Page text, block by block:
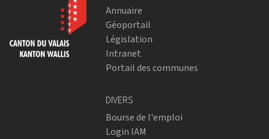
Annuaire
Géoportail
Législation
Intranet
Portail des communes
DIVERS
Bourse de l'emploi
Login IAM